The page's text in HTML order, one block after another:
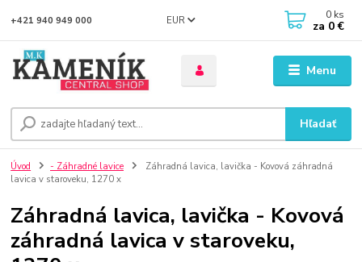
Menu
EUR
Hľadať
+421 940 949 000 0 ks
za 0 €
Úvod - Záhradné lavice
Záhradná lavica, lavička - Kovová záhradná
lavica v staroveku, 1270 x
Záhradná lavica, lavička - Kovová
záhradná lavica v staroveku,